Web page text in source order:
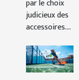
par le choix
judicieux des
accessoires....